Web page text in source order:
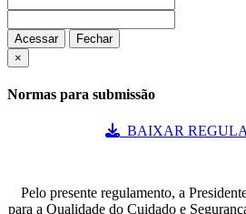
Acessar
Fechar
×
Normas para submissão
BAIXAR
Pelo presente regulamento, a
para a Qualidade do Cuidado e